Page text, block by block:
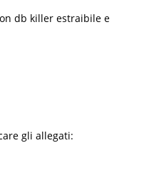
db killer estraibile e
gli allegati: